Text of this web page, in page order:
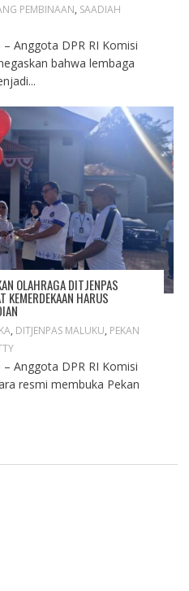
PEMBINAAN, SAADIAH
Anggota DPR RI Komisi
bahwa lembaga
OLAHRAGA DITJENPAS
KEMERDEKAAN HARUS
, DITJENPAS MALUKU, PEKAN
Anggota DPR RI Komisi
resmi membuka Pekan